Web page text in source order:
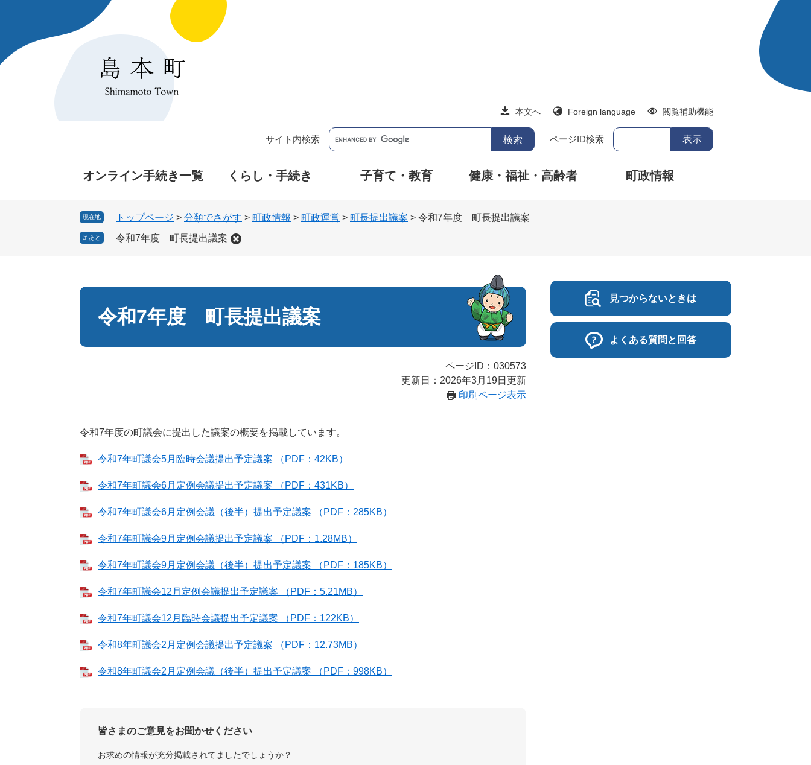
先
を
本文へ Foreign language 閲覧補助機能
サイト内検索 ページID検索
オンライン手続き一覧 くらし・手続き 子育て・教育 健康・福祉・高齢者 町政情報
現在地 トップページ > 分類でさがす > 町政情報 > 町政運営 > 町長提出議案 > 令和7年度 町長提出議案
足あと 令和7年度 町長提出議案
令和7年度 町長提出議案
ページID：030573
更新日：2026年3月19日更新
印刷ページ表示
令和7年度の町議会に提出した議案の概要を掲載しています。
令和7年町議会5月臨時会議提出予定議案 （PDF：42KB）
令和7年町議会6月定例会議提出予定議案 （PDF：431KB）
令和7年町議会6月定例会議（後半）提出予定議案 （PDF：285KB）
令和7年町議会9月定例会議提出予定議案 （PDF：1.28MB）
令和7年町議会9月定例会議（後半）提出予定議案 （PDF：185KB）
令和7年町議会12月定例会議提出予定議案 （PDF：5.21MB）
令和7年町議会12月臨時会議提出予定議案 （PDF：122KB）
令和8年町議会2月定例会議提出予定議案 （PDF：12.73MB）
令和8年町議会2月定例会議（後半）提出予定議案 （PDF：998KB）
皆さまのご意見をお聞かせください
お求めの情報が充分掲載されてましたでしょうか？
見つからないときは
よくある質問と回答